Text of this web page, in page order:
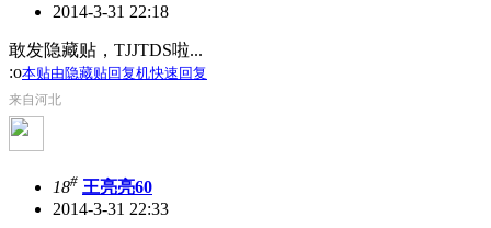
2014-3-31 22:18
敢发隐藏贴，TJJTDS啦...
:o本贴由隐藏贴回复机快速回复
来自河北
18# 王亮亮60
2014-3-31 22:33